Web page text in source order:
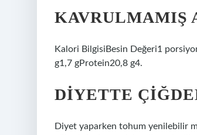
KAVRULMAMIŞ
Kalori BilgisiBesin Değeri1
g1,7 gProtein20,8 g4.
DIYETTE
Diyet yaparken tohum yenilebilir